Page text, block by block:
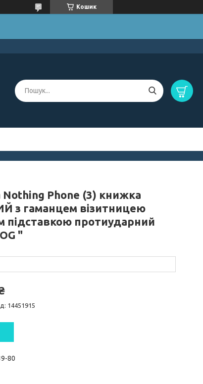
Кошик
Nothing Phone (3) книжка
з гаманцем візитницею
підставкою протиударний
"
14451915
80